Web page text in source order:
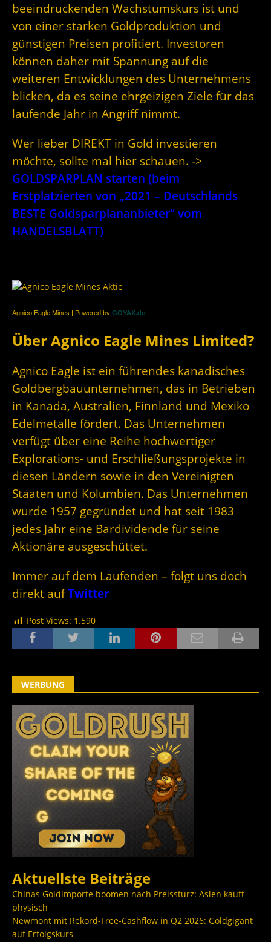
beeindruckenden Wachstumskurs ist und
von einer starken Goldproduktion und
günstigen Preisen profitiert. Investoren
können daher mit Spannung auf die
weiteren Entwicklungen des Unternehmens
blicken, da es seine ehrgeizigen Ziele für das
laufende Jahr in Angriff nimmt.
Wer lieber DIREKT in Gold investieren
möchte, sollte mal hier schauen. ->
GOLDSPARPLAN starten (beim
Erstplatzierten von „2021 – Deutschlands
BESTE Goldsparplananbieter“ vom
HANDELSBLATT)
Agnico Eagle Mines | Powered by GOYAX.de
Über Agnico Eagle Mines Limited?
Agnico Eagle ist ein führendes kanadisches
Goldbergbauunternehmen, das in Betrieben
in Kanada, Australien, Finnland und Mexiko
Edelmetalle fördert. Das Unternehmen
verfügt über eine Reihe hochwertiger
Explorations- und Erschließungsprojekte in
diesen Ländern sowie in den Vereinigten
Staaten und Kolumbien. Das Unternehmen
wurde 1957 gegründet und hat seit 1983
jedes Jahr eine Bardividende für seine
Aktionäre ausgeschüttet.
Immer auf dem Laufenden – folgt uns doch
direkt aufTwitter
Post Views: 1.590
WERBUNG
Aktuellste Beiträge
Chinas Goldimporte boomen nach Preissturz: Asien kauft
physisch
Newmont mit Rekord-Free-Cashflow in Q2 2026: Goldgigant
auf Erfolgskurs